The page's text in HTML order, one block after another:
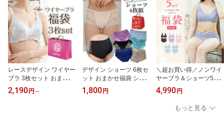
レースデザイン ワイヤー
ブラ 3枚セット おまかせ
福袋 A〜Fカップ対応
2,190 円 ～
デザイン ショーツ 6枚セ
ット おまかせ福袋 ショ
ーツ スタンダード レギ
ュラー パンツ パンティ
1,800 円
＼超お買い得／ノンワイ
ヤーブラ＆ショーツ5セ
ット おまかせ福袋 お得
セット 綿混 レース S M L
4,990 円
もっと見る